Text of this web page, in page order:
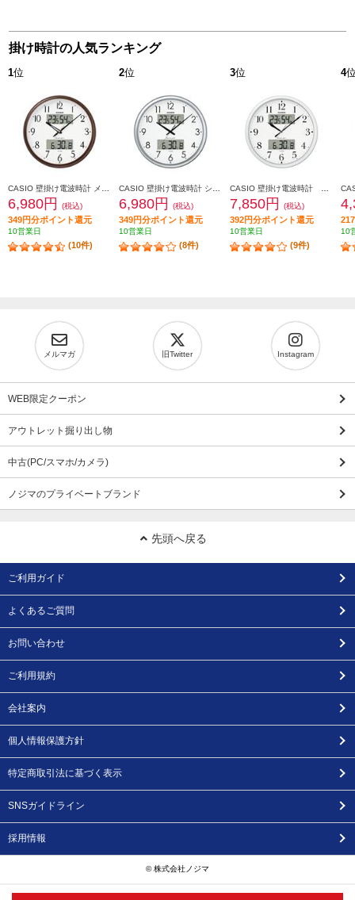
掛け時計の人気ランキング
1位
6,980円 (税込)
349円分ポイント還元
10営業日
(10件)
2位
6,980円 (税込)
349円分ポイント還元
10営業日
(8件)
3位
7,850円 (税込)
392円分ポイント還元
10営業日
(9件)
4
10
メルマガ 旧Twitter Instagram
WEB限定クーポン
アウトレット掘り出し物
中古(PC/スマホ/カメラ)
ノジマのプライベートブランド
先頭へ戻る
ご利用ガイド
よくあるご質問
お問い合わせ
ご利用規約
会社案内
個人情報保護方針
特定商取引法に基づく表示
SNSガイドライン
採用情報
© 株式会社ノジマ